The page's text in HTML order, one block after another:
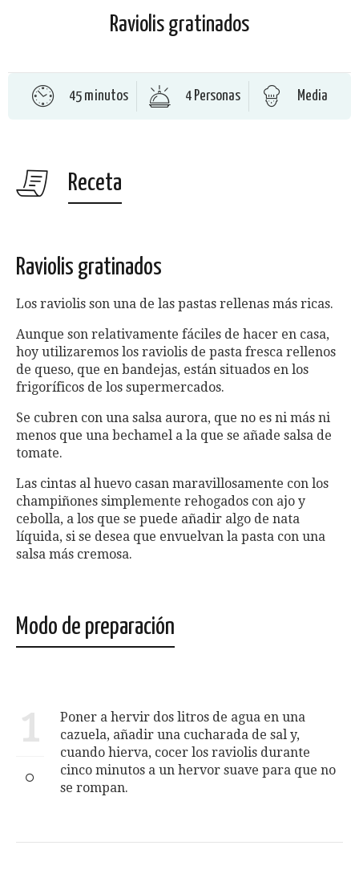
Raviolis gratinados
45 minutos 4 Personas Media
Receta
Raviolis gratinados
Los raviolis son una de las pastas rellenas más ricas.
Aunque son relativamente fáciles de hacer en casa,
hoy utilizaremos los raviolis de pasta fresca rellenos
de queso, que en bandejas, están situados en los
frigoríficos de los supermercados.
Se cubren con una salsa aurora, que no es ni más ni
menos que una bechamel a la que se añade salsa de
tomate.
Las cintas al huevo casan maravillosamente con los
champiñones simplemente rehogados con ajo y
cebolla, a los que se puede añadir algo de nata
líquida, si se desea que envuelvan la pasta con una
salsa más cremosa.
Modo de preparación
1
Poner a hervir dos litros de agua en una
cazuela, añadir una cucharada de sal y,
cuando hierva, cocer los raviolis durante
cinco minutos a un hervor suave para que no
se rompan.